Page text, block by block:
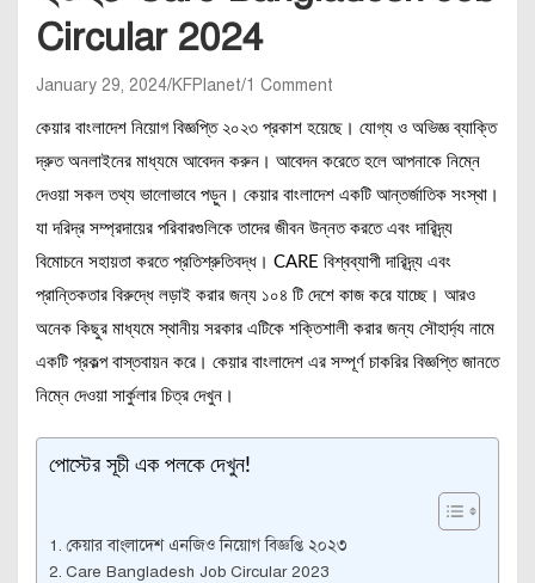
Circular 2024
January 29, 2024 KFPlanet 1 Comment
কেয়ার বাংলাদেশ নিয়োগ বিজ্ঞপ্তি ২০২৩ প্রকাশ হয়েছে। যোগ্য ও অভিজ্ঞ ব্যাক্তি
দ্রুত অনলাইনের মাধ্যমে আবেদন করুন। আবেদন করেতে হলে আপনাকে নিম্নে
দেওয়া সকল তথ্য ভালোভাবে পড়ুন। কেয়ার বাংলাদেশ একটি আন্তর্জাতিক সংস্থা।
যা দরিদ্র সম্প্রদায়ের পরিবারগুলিকে তাদের জীবন উন্নত করতে এবং দারিদ্র্য
বিমোচনে সহায়তা করতে প্রতিশ্রুতিবদ্ধ। CARE বিশ্বব্যাপী দারিদ্র্য এবং
প্রান্তিকতার বিরুদ্ধে লড়াই করার জন্য ১০৪ টি দেশে কাজ করে যাচ্ছে। আরও
অনেক কিছুর মাধ্যমে স্থানীয় সরকার এটিকে শক্তিশালী করার জন্য সৌহার্দ্য নামে
একটি প্রকল্প বাস্তবায়ন করে। কেয়ার বাংলাদেশ এর সম্পূর্ণ চাকরির বিজ্ঞপ্তি জানতে
নিম্নে দেওয়া সার্কুলার চিত্র দেখুন।
পোস্টের সূচী এক পলকে দেখুন!
কেয়ার বাংলাদেশ এনজিও নিয়োগ বিজ্ঞপ্তি ২০২৩
Care Bangladesh Job Circular 2023